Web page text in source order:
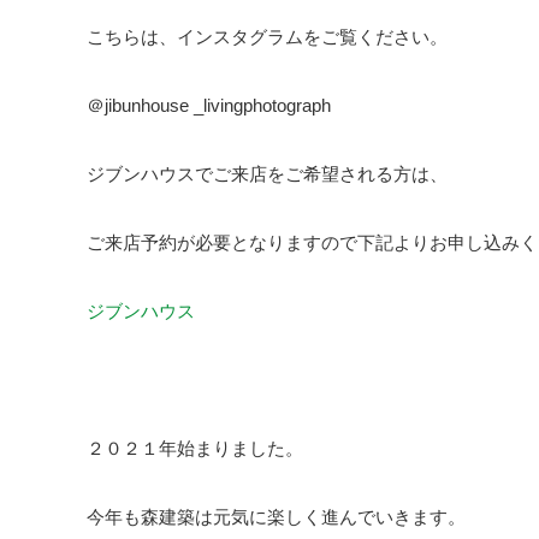
こちらは、インスタグラムをご覧ください。
＠jibunhouse _livingphotograph
ジブンハウスでご来店をご希望される方は、
ご来店予約が必要となりますので下記よりお申し込み
ジブンハウス
２０２１年始まりました。
今年も森建築は元気に楽しく進んでいきます。